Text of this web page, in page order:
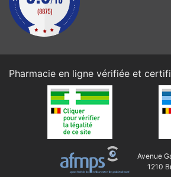
Pharmacie en ligne vérifiée et
Avenue
1210